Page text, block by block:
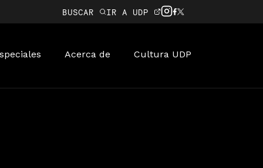
BUSCAR IR A UDP
Acerca de Cultura UDP